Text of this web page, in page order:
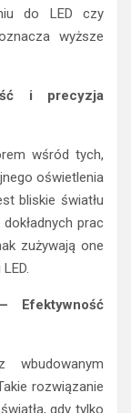
do LED czy
wyższe
i precyzja
wśród tych,
oświetlenia
bliskie światłu
prac
zużywają one
rozwiązanie
gdy tylko